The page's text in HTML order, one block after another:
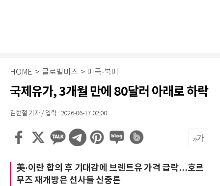
HOME > 글로벌비즈 > 미국·북미
국제유가, 3개월 만에 80달러 아래로 하락
김현철 기자 / 입력 : 2026-06-17 02:00
美·이란 합의 후 기대감에 브렌트유 가격 급락…호르
무즈 재개방은 선사들 신중론